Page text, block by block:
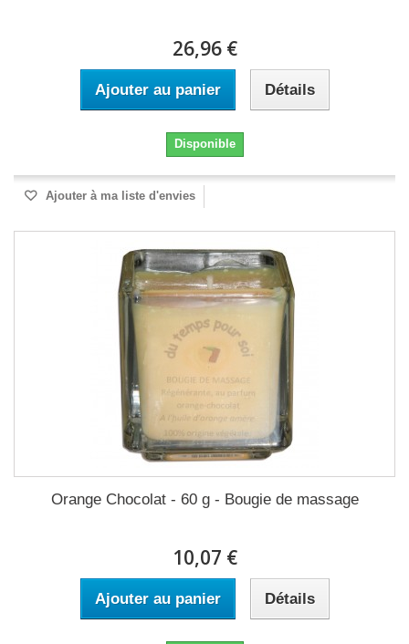
26,96 €
Ajouter au panier Détails
Disponible
Ajouter à ma liste d'envies
Orange Chocolat - 60 g - Bougie de massage
10,07 €
Ajouter au panier Détails